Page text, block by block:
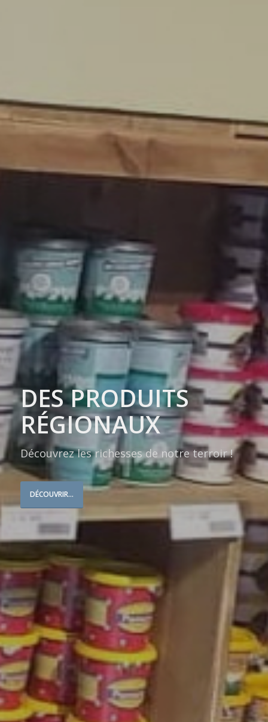
DES PRODUITS
RÉGIONAUX
Découvrez les richesses de notre terroir !
DÉCOUVRIR...